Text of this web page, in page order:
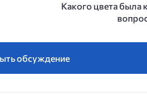
Какого цвета была
обсуждение